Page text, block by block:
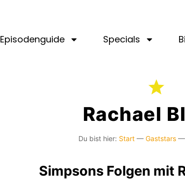
Episodenguide Specials
Rachael
Du bist hier: Start — Gaststars —
Simpsons Folgen mit